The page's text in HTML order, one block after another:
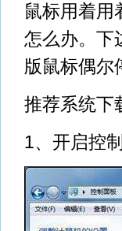
鼠标用着用
怎么办。下
版鼠标偶尔
推荐系统下
1、开启控